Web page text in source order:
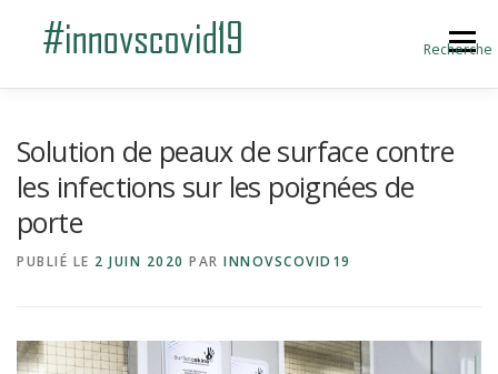
Recherche
Menu
SOUMETTRE UNE INNOVATION
Solution de peaux de surface contre
les infections sur les poignées de
porte
PUBLIÉ LE 2 JUIN 2020 PAR INNOVSCOVID19